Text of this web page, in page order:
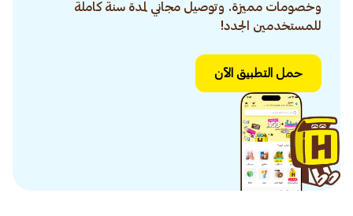
وخصومات مميزة. وتوصيل مجاني لمدة سنة كاملة
للمستخدمين الجدد!
حمل التطبيق الآن